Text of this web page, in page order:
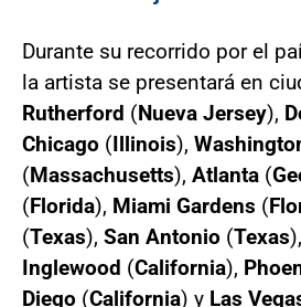
Durante su recorrido por el
la artista se presentará en
Rutherford (Nueva Jersey),
Chicago (Illinois),
(Massachusetts), Atlanta (
(Florida), Miami Gardens (
(Texas), San Antonio (Texas),
Inglewood (California),
Diego (California) y Las